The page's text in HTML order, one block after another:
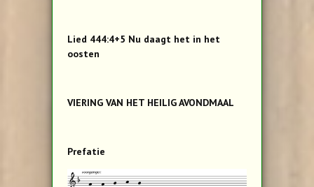
Lied 444:4+5 Nu daagt het in het
oosten
VIERING VAN HET HEILIG AVONDMAAL
Prefatie